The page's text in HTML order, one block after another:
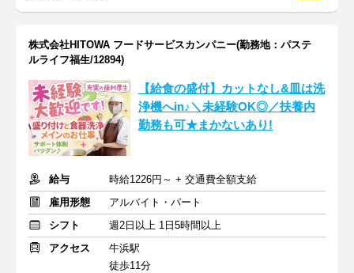
株式会社HITOWA フードサービスカンパニー(勤務地：パステ
ルライフ福生/12894)
【給食の盛付】カットなし&皿は洗
浄機へin♪＼未経験OK◎／扶養内
勤務も可★まかないあり!
給与
時給1226円～ + 交通費全額支給
雇用形態
アルバイト・パート
シフト
週2日以上 1日5時間以上
アクセス
牛浜駅
徒歩11分